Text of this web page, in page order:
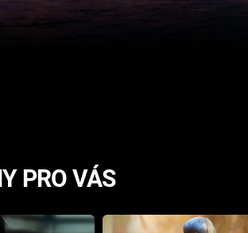
PRO VÁS